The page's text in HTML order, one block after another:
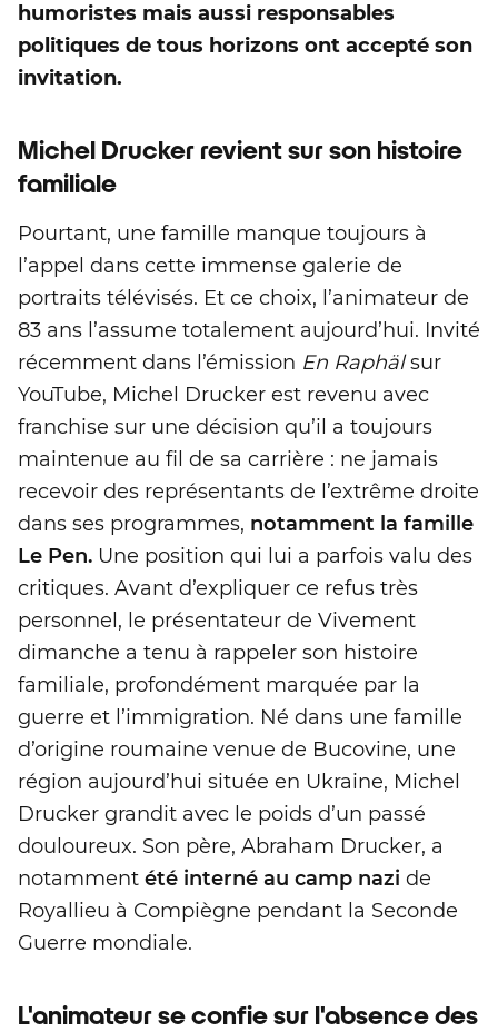
humoristes mais aussi responsables
politiques de tous horizons ont accepté son
invitation.
Michel Drucker revient sur son histoire
familiale
Pourtant, une famille manque toujours à
l’appel dans cette immense galerie de
portraits télévisés. Et ce choix, l’animateur de
83 ans l’assume totalement aujourd’hui. Invité
récemment dans l’émission En Raphälsur
YouTube, Michel Drucker est revenu avec
franchise sur une décision qu’il a toujours
maintenue au fil de sa carrière : ne jamais
recevoir des représentants de l’extrême droite
dans ses programmes, notamment la famille
Le Pen. Une position qui lui a parfois valu des
critiques. Avant d’expliquer ce refus très
personnel, le présentateur de Vivement
dimanche a tenu à rappeler son histoire
familiale, profondément marquée par la
guerre et l’immigration. Né dans une famille
d’origine roumaine venue de Bucovine, une
région aujourd’hui située en Ukraine, Michel
Drucker grandit avec le poids d’un passé
douloureux. Son père, Abraham Drucker, a
notamment été interné au camp nazi de
Royallieu à Compiègne pendant la Seconde
Guerre mondiale.
L'animateur se confie sur l'absence des